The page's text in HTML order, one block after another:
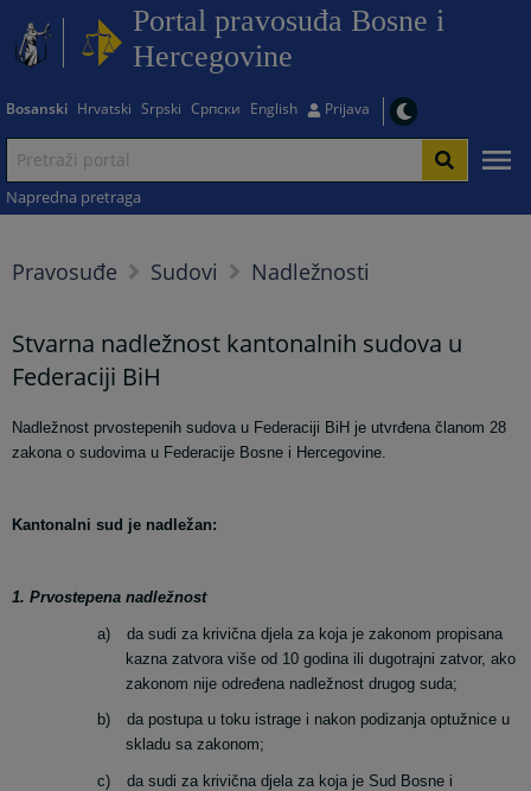
Portal pravosuđa Bosne i
Hercegovine
Bosanski Hrvatski Srpski Српски English Prijava
Napredna pretraga
Pravosuđe Sudovi Nadležnosti
Stvarna nadležnost kantonalnih sudova u
Federaciji BiH
Nadležnost prvostepenih sudova u Federaciji BiH je utvrđena članom 28
zakona o sudovima u Federacije Bosne i Hercegovine.
Kantonalni sud je nadležan:
1. Prvostepena nadležnost
a)
da sudi za krivična djela za koja je zakonom propisana
kazna zatvora više od 10 godina ili dugotrajni zatvor, ako
zakonom nije određena nadležnost drugog suda;
b)
da postupa u toku istrage i nakon podizanja optužnice u
skladu sa zakonom;
c)
da sudi za krivična djela za koja je Sud Bosne i